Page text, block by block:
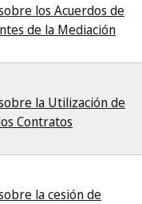
los Acuerdos de
de la Mediación
la Utilización de
Contratos
la cesión de